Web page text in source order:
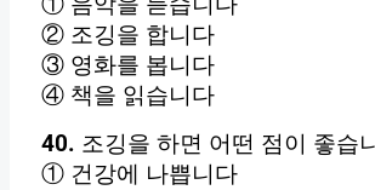
② 조깅을 합니다
③ 영화를 봅니다
④ 책을 읽습니다
40. 조깅을 하면 어떤 점이 좋습
① 건강에 나쁩니다